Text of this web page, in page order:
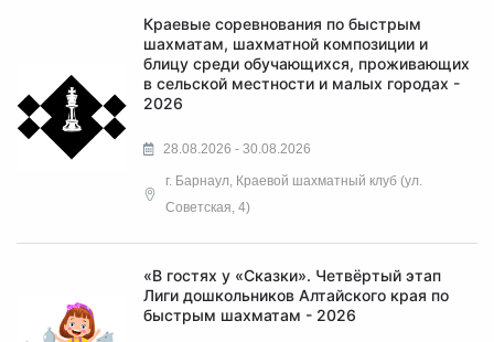
Краевые соревнования по быстрым
шахматам, шахматной композиции и
блицу среди обучающихся, проживающих
в сельской местности и малых городах -
2026
28.08.2026 - 30.08.2026
г. Барнаул, Краевой шахматный клуб (ул.
Советская, 4)
«В гостях у «Сказки». Четвёртый этап
Лиги дошкольников Алтайского края по
быстрым шахматам - 2026